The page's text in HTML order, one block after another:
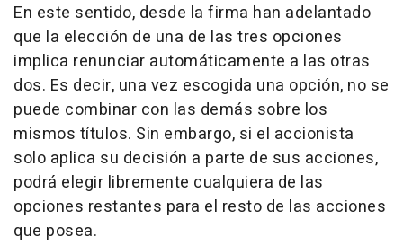
En este sentido, desde la firma han adelantado
que la elección de una de las tres opciones
implica renunciar automáticamente a las otras
dos. Es decir, una vez escogida una opción, no se
puede combinar con las demás sobre los
mismos títulos. Sin embargo, si el accionista
solo aplica su decisión a parte de sus acciones,
podrá elegir libremente cualquiera de las
opciones restantes para el resto de las acciones
que posea.